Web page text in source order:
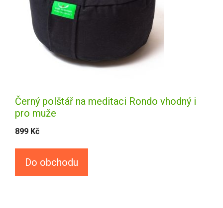
Černý polštář na meditaci Rondo vhodný i
pro muže
899 Kč
Do obchodu